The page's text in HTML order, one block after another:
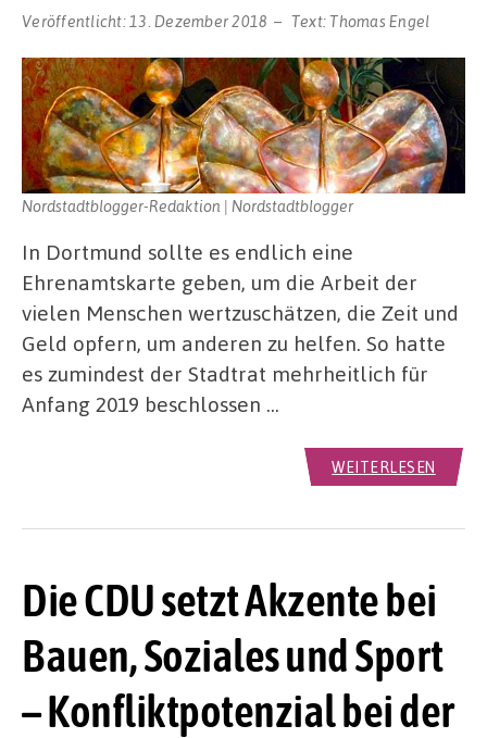
Veröffentlicht: 13. Dezember 2018 Text:Thomas Engel
Nordstadtblogger-Redaktion | Nordstadtblogger
In Dortmund sollte es endlich eine
Ehrenamtskarte geben, um die Arbeit der
vielen Menschen wertzuschätzen, die Zeit und
Geld opfern, um anderen zu helfen. So hatte
es zumindest der Stadtrat mehrheitlich für
Anfang 2019 beschlossen …
WEITERLESEN
Die CDU setzt Akzente bei
Bauen, Soziales und Sport
– Konfliktpotenzial bei der